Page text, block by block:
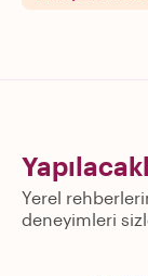
Yerel
deneyimleri